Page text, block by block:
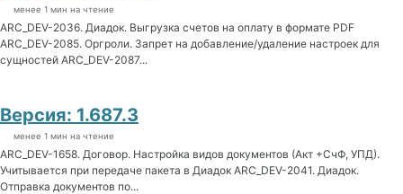
менее 1 мин на чтение
ARC_DEV-2036. Диадок. Выгрузка счетов на оплату в формате PDF
ARC_DEV-2085. Оргроли. Запрет на добавление/удаление настроек для
сущностей ARC_DEV-2087...
Версия: 1.687.3
менее 1 мин на чтение
ARC_DEV-1658. Договор. Настройка видов документов (Акт +СчФ, УПД).
Учитывается при передаче пакета в Диадок ARC_DEV-2041. Диадок.
Отправка документов по...